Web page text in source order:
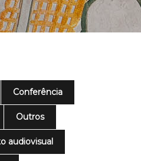
Conferência
Outros
audiovisual